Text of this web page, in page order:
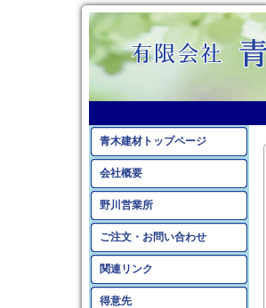
青木建材トップページ
会社概要
野川営業所
ご注文・お問い合わせ
関連リンク
得意先